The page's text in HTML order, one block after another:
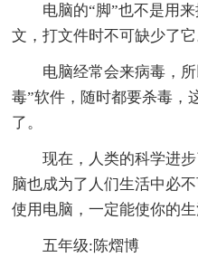
电脑的“脚”也不是用
文，打文件时不可缺少了它
电脑经常会来病毒，
毒”软件，随时都要杀毒，
了。
现在，人类的科学进
脑也成为了人们生活中必
使用电脑，一定能使你的生
五年级:陈熠博